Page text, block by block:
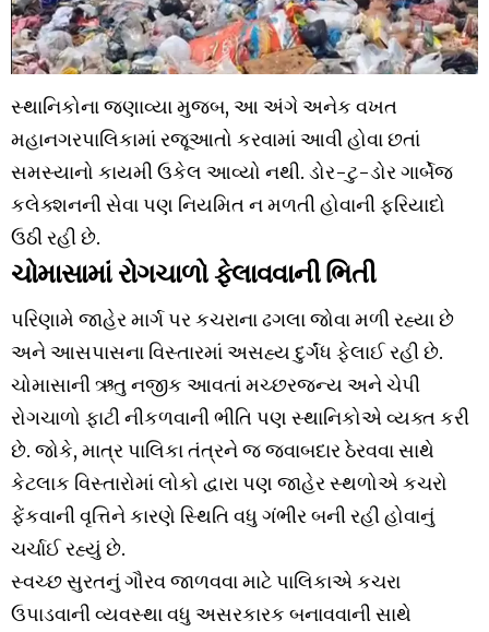
સ્થાનિકોના જણાવ્યા મુજબ, આ અંગે અનેક વખત
મહાનગરપાલિકામાં રજૂઆતો કરવામાં આવી હોવા છતાં
સમસ્યાનો કાયમી ઉકેલ આવ્યો નથી. ડોર-ટુ-ડોર ગાર્બેજ
કલેક્શનની સેવા પણ નિયમિત ન મળતી હોવાની ફરિયાદો
ઉઠી રહી છે.
ચોમાસામાં રોગચાળો ફેલાવવાની ભિતી
પરિણામે જાહેર માર્ગ પર કચરાના ઢગલા જોવા મળી રહ્યા છે
અને આસપાસના વિસ્તારમાં અસહ્ય દુર્ગંધ ફેલાઈ રહી છે.
ચોમાસાની ઋતુ નજીક આવતાં મચ્છરજન્ય અને ચેપી
રોગચાળો ફાટી નીકળવાની ભીતિ પણ સ્થાનિકોએ વ્યક્ત કરી
છે. જોકે, માત્ર પાલિકા તંત્રને જ જવાબદાર ઠેરવવા સાથે
કેટલાક વિસ્તારોમાં લોકો દ્વારા પણ જાહેર સ્થળોએ કચરો
ફેંકવાની વૃત્તિને કારણે સ્થિતિ વધુ ગંભીર બની રહી હોવાનું
ચર્ચાઈ રહ્યું છે.
સ્વચ્છ સુરતનું ગૌરવ જાળવવા માટે પાલિકાએ કચરા
ઉપાડવાની વ્યવસ્થા વધુ અસરકારક બનાવવાની સાથે